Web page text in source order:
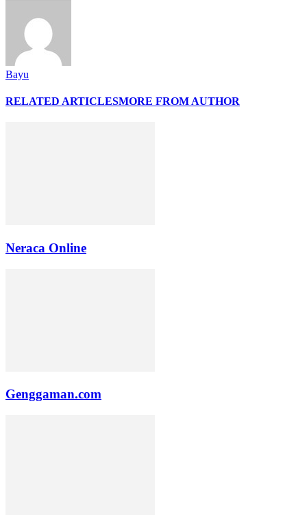
Bayu
RELATED ARTICLESMORE FROM AUTHOR
Neraca Online
Genggaman.com